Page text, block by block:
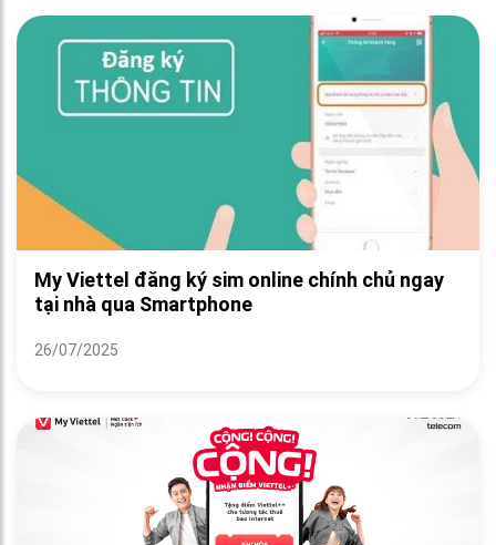
My Viettel đăng ký sim online chính chủ ngay
tại nhà qua Smartphone
26/07/2025